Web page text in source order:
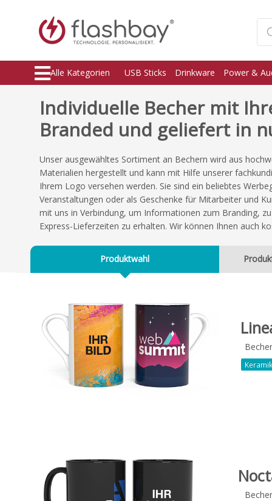
Alle Kategorien USB Sticks Drinkware Power &
Individuelle Becher mit
Branded und geliefert in
Unser ausgewähltes Sortiment an Bechern wird aus
Materialien hergestellt und kann mit Hilfe unserer
Ihrem Logo versehen werden. Sie sind ein beliebtes
Veranstaltungen oder als Geschenke für Mitarbeiter und
mit uns in Verbindung, um Informationen zum Branding,
Express-Lieferzeiten zu erhalten. Wir können Ihnen auch
Produktwahl
Becher
Keramik
Becher